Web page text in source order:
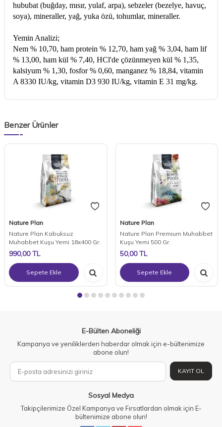
hububat (buğday, mısır, yulaf, arpa), sebzeler (bezelye, havuç,
soya), mineraller, yağ, yuka özü, tohumlar, mineraller.
Yemin Analizi;
Nem % 10,70, ham protein % 12,70, ham yağ % 3,04, ham lif
% 13,00, ham kül % 7,40, HCl'de çözünmeyen kül % 1,35,
kalsiyum % 1,30, fosfor % 0,60, manganez % 18,84, vitamin
A 8330 IU/kg, vitamin D3 930 IU/kg, vitamin E 31 mg/kg.
Benzer Ürünler
Nature Plan
Nature Plan Kabuksuz
Muhabbet Kuşu Yemi 18x400 Gr.
990,00TL
Sepete Ekle
Nature Plan
Nature Plan Premium Muhabbet
Kuşu Yemi 500 Gr.
50,00TL
Sepete Ekle
E-Bülten Aboneliği
Kampanya ve yeniliklerden haberdar olmak için e-bültenimize
abone olun!
KAYIT OL
Sosyal Medya
Takipçilerimize Özel Kampanya ve Fırsatlardan olmak için E-
bültenimize abone olun!